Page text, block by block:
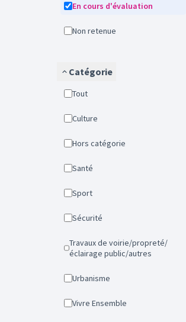
En cours d'évaluation
Non retenue
Catégorie
Tout
Culture
Hors catégorie
Santé
Sport
Sécurité
Travaux de voirie/propreté/
éclairage public/autres
Urbanisme
Vivre Ensemble